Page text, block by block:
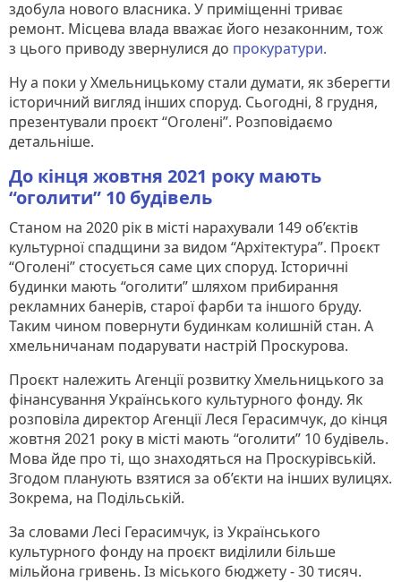
здобула нового власника. У приміщенні триває
ремонт. Місцева влада вважає його незаконним, тож
з цього приводу звернулися до прокуратури.
Ну а поки у Хмельницькому стали думати, як зберегти
історичний вигляд інших споруд. Сьогодні, 8 грудня,
презентували проєкт “Оголені”. Розповідаємо
детальніше.
До кінця жовтня 2021 року мають
“оголити” 10 будівель
Станом на 2020 рік в місті нарахували 149 об’єктів
культурної спадщини за видом “Архітектура”. Проєкт
“Оголені” стосується саме цих споруд. Історичні
будинки мають “оголити” шляхом прибирання
рекламних банерів, старої фарби та іншого бруду.
Таким чином повернути будинкам колишній стан. А
хмельничанам подарувати настрій Проскурова.
Проєкт належить Агенції розвитку Хмельницького за
фінансування Українського культурного фонду. Як
розповіла директор Агенції Леся Герасимчук, до кінця
жовтня 2021 року в місті мають “оголити” 10 будівель.
Мова йде про ті, що знаходяться на Проскурівській.
Згодом планують взятися за об’єкти на інших вулицях.
Зокрема, на Подільській.
За словами Лесі Герасимчук, із Українського
культурного фонду на проєкт виділили більше
мільйона гривень. Із міського бюджету - 30 тисяч.